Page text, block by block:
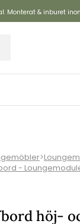
Monterat & inburet
>
-
höj-